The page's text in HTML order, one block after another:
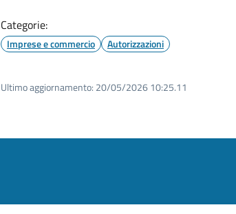
Categorie:
Imprese e commercio Autorizzazioni
Ultimo aggiornamento: 20/05/2026 10:25.11